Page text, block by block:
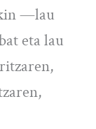
—lau
eta lau